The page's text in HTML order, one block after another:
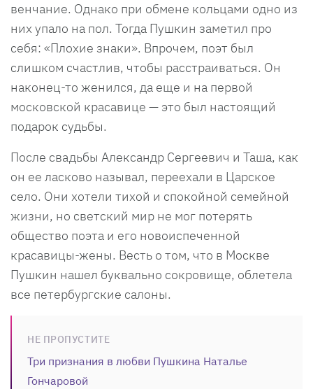
венчание. Однако при обмене кольцами одно из
них упало на пол. Тогда Пушкин заметил про
себя: «Плохие знаки». Впрочем, поэт был
слишком счастлив, чтобы расстраиваться. Он
наконец-то женился, да еще и на первой
московской красавице — это был настоящий
подарок судьбы.
После свадьбы Александр Сергеевич и Таша, как
он ее ласково называл, переехали в Царское
село. Они хотели тихой и спокойной семейной
жизни, но светский мир не мог потерять
общество поэта и его новоиспеченной
красавицы-жены. Весть о том, что в Москве
Пушкин нашел буквально сокровище, облетела
все петербургские салоны.
НЕ ПРОПУСТИТЕ
Три признания в любви Пушкина Наталье
Гончаровой